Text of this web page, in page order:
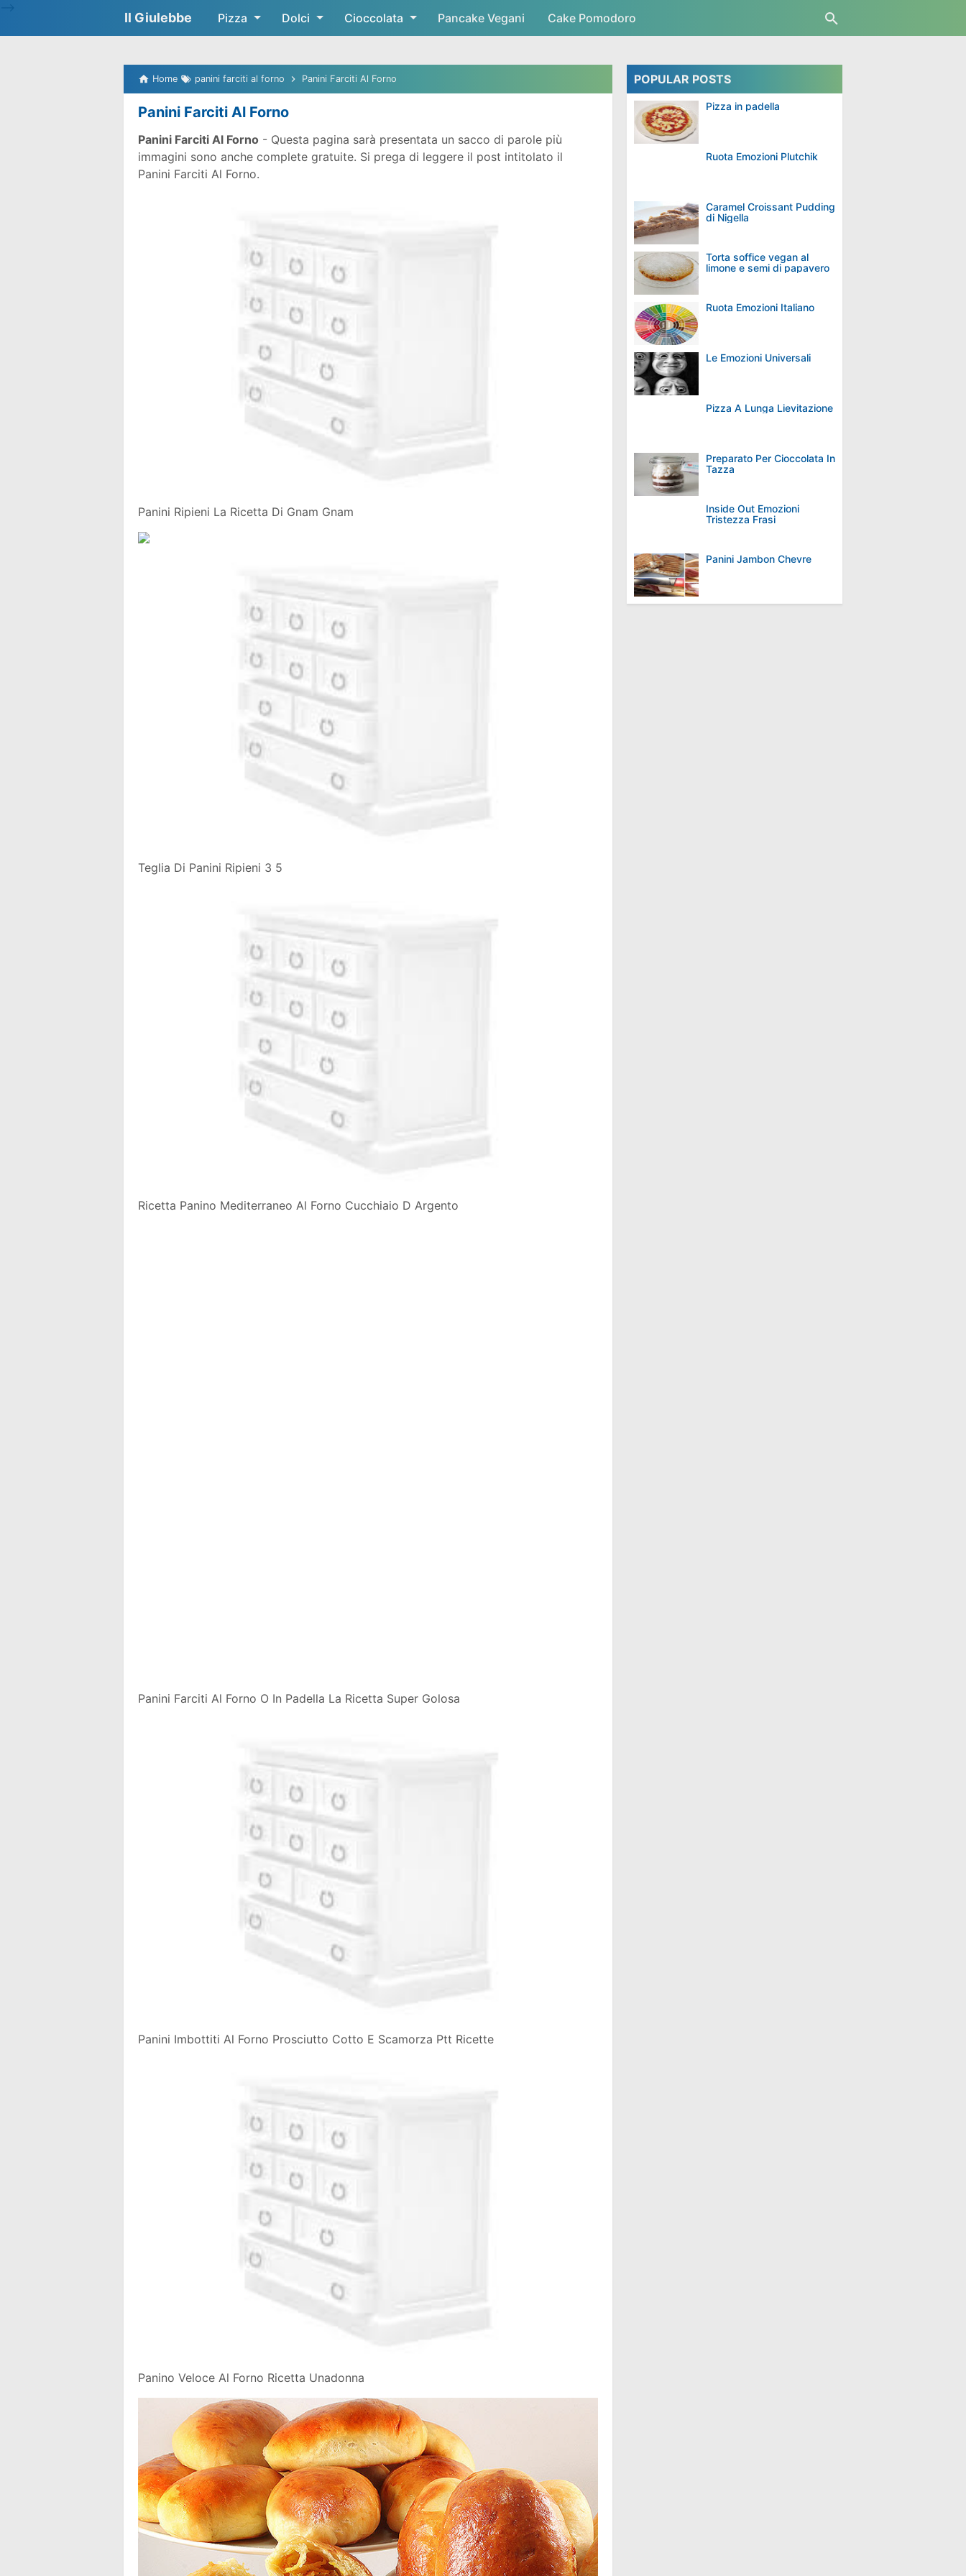
Skip to main content
Il Giulebbe Pizza Dolci Cioccolata Pancake Vegani Cake Pomodoro
Home panini farciti al forno Panini Farciti Al Forno
Panini Farciti Al Forno
Panini Farciti Al Forno - Questa pagina sarà presentata un sacco di parole più
immagini sono anche complete gratuite. Si prega di leggere il post intitolato il
Panini Farciti Al Forno.
Panini Ripieni La Ricetta Di Gnam Gnam
Teglia Di Panini Ripieni 3 5
Ricetta Panino Mediterraneo Al Forno Cucchiaio D Argento
Panini Farciti Al Forno O In Padella La Ricetta Super Golosa
Panini Imbottiti Al Forno Prosciutto Cotto E Scamorza Ptt Ricette
Panino Veloce Al Forno Ricetta Unadonna
POPULAR POSTS
Pizza in padella
Ruota Emozioni Plutchik
Caramel Croissant Pudding
di Nigella
Torta soffice vegan al
limone e semi di papavero
Ruota Emozioni Italiano
Le Emozioni Universali
Pizza A Lunga Lievitazione
Preparato Per Cioccolata In
Tazza
Inside Out Emozioni
Tristezza Frasi
Panini Jambon Chevre